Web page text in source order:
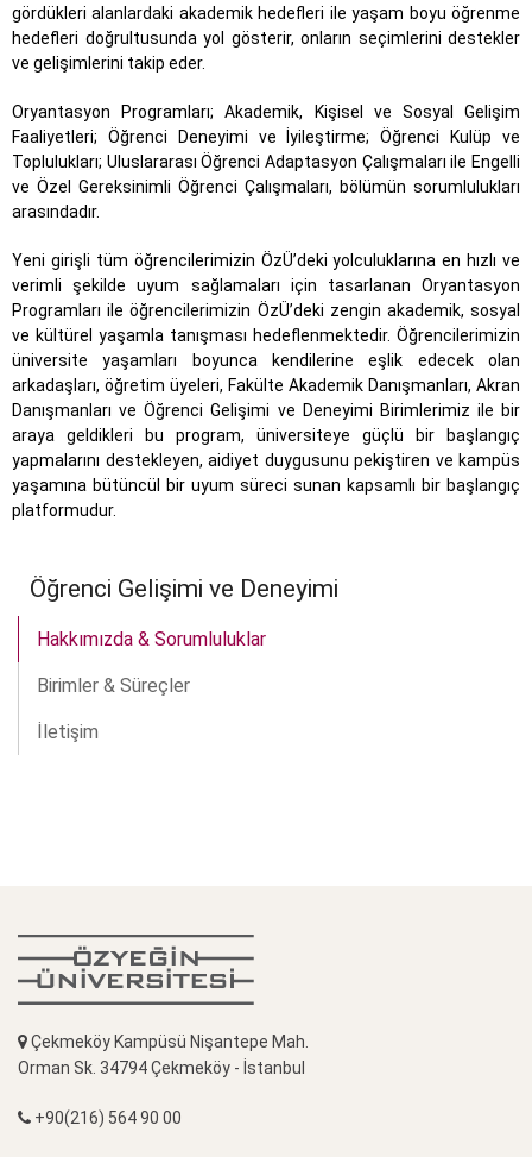
gördükleri alanlardaki akademik hedefleri ile yaşam boyu öğrenme
hedefleri doğrultusunda yol gösterir, onların seçimlerini destekler
ve gelişimlerini takip eder.
Oryantasyon Programları; Akademik, Kişisel ve Sosyal Gelişim
Faaliyetleri; Öğrenci Deneyimi ve İyileştirme; Öğrenci Kulüp ve
Toplulukları; Uluslararası Öğrenci Adaptasyon Çalışmaları ile Engelli
ve Özel Gereksinimli Öğrenci Çalışmaları, bölümün sorumlulukları
arasındadır.
Yeni girişli tüm öğrencilerimizin ÖzÜ’deki yolculuklarına en hızlı ve
verimli şekilde uyum sağlamaları için tasarlanan Oryantasyon
Programları ile öğrencilerimizin ÖzÜ’deki zengin akademik, sosyal
ve kültürel yaşamla tanışması hedeflenmektedir. Öğrencilerimizin
üniversite yaşamları boyunca kendilerine eşlik edecek olan
arkadaşları, öğretim üyeleri, Fakülte Akademik Danışmanları, Akran
Danışmanları ve Öğrenci Gelişimi ve Deneyimi Birimlerimiz ile bir
araya geldikleri bu program, üniversiteye güçlü bir başlangıç
yapmalarını destekleyen, aidiyet duygusunu pekiştiren ve kampüs
yaşamına bütüncül bir uyum süreci sunan kapsamlı bir başlangıç
platformudur.
Öğrenci Gelişimi ve Deneyimi
Hakkımızda & Sorumluluklar
Birimler & Süreçler
İletişim
Çekmeköy Kampüsü Nişantepe Mah.
Orman Sk. 34794 Çekmeköy - İstanbul
+90(216) 564 90 00